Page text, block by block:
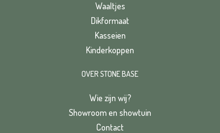
Waaltjes
Dikformaat
Kasseien
Kinderkoppen
OVER STONE BASE
Wie zijn wij?
Showroom en showtuin
Contact